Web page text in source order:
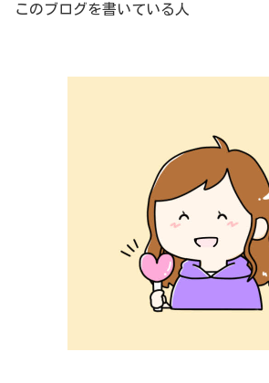
このブログを書いている人